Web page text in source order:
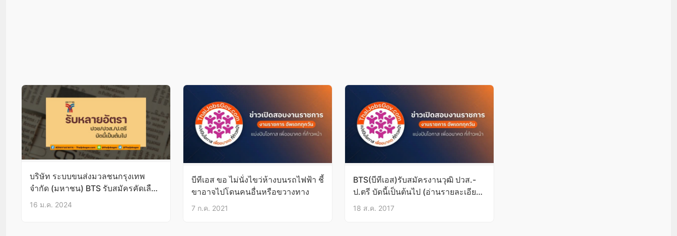
บริษัท ระบบขนส่งมวลชนกรุงเทพ
จำกัด (มหาชน) BTS รับสมัครคัดเลือก
พนักงาน หลายอัตรา วุฒิ ปวช/ปวส./
16 ม.ค. 2024
บีทีเอส ขอ ไม่นั่งไขว่ห้างบนรถไฟฟ้า ชี้
ขาอาจไปโดนคนอื่นหรือขวางทาง
7 ก.ค. 2021
BTS(บีทีเอส)รับสมัครงานวุฒิ ปวส.-
ป.ตรี บัดนี้เป็นต้นไป (อ่านรายละเอียด
ด้านใน)
18 ส.ค. 2017